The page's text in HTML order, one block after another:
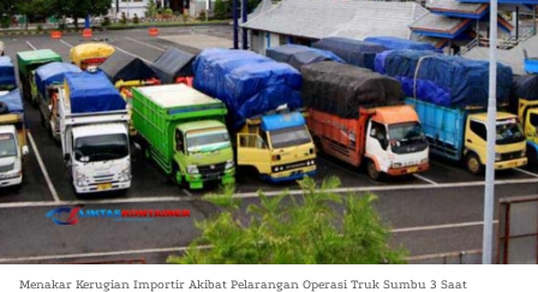
Menakar Kerugian Importir Akibat Pelarangan Operasi Truk Sumbu 3 Saat